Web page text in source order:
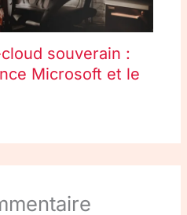
souverain :
Microsoft et le